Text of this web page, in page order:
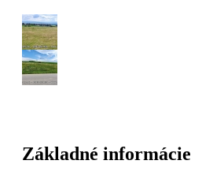
Základné informácie